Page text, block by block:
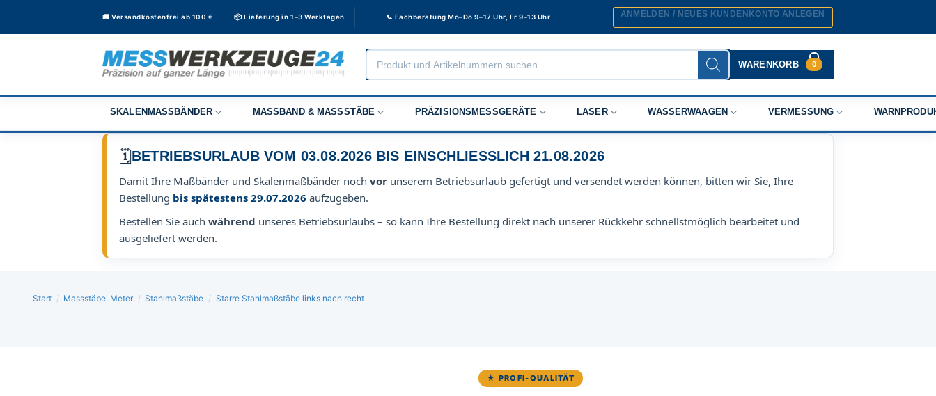
🚚 Versandkostenfrei ab 100 € 📦 Lieferung in 1–3 Werktagen 📞 Fachberatung Mo–Do 9–17 Uhr, Fr 9–13 Uhr ANMELDEN / NEUES KUNDENKONTO ANLEGEN
Products
search
WARENKORB 0
SKALENMASSBÄNDER MASSBAND & MASSSTÄBE PRÄZISIONSMESSGERÄTE LASER WASSERWAAGEN VERMESSUNG
🗓️BETRIEBSURLAUB VOM 03.08.2026 BIS EINSCHLIESSLICH 21.08.2026
Damit Ihre Maßbänder und Skalenmaßbänder noch vor unserem Betriebsurlaub gefertigt und versendet werden können, bitten wir Sie, Ihre
Bestellung bis spätestens 29.07.2026 aufzugeben.
Bestellen Sie auch während unseres Betriebsurlaubs – so kann Ihre Bestellung direkt nach unserer Rückkehr schnellstmöglich bearbeitet und
ausgeliefert werden.
Start / Massstäbe, Meter / Stahlmaßstäbe / Starre Stahlmaßstäbe links nach recht
★ PROFI-QUALITÄT